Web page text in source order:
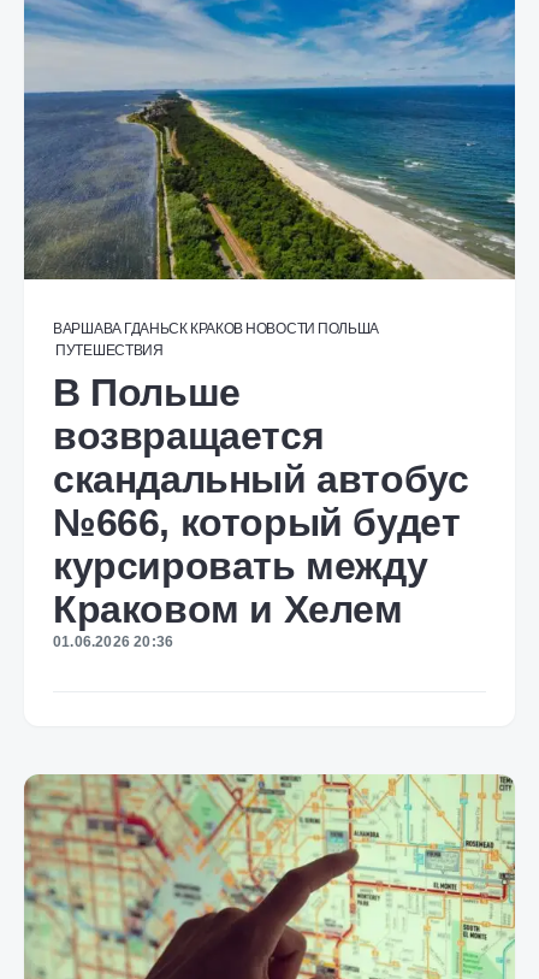
ВАРШАВА ГДАНЬСК КРАКОВ НОВОСТИ ПОЛЬША
ПУТЕШЕСТВИЯ
В Польше
возвращается
скандальный автобус
№666, который будет
курсировать между
Краковом и Хелем
01.06.2026 20:36